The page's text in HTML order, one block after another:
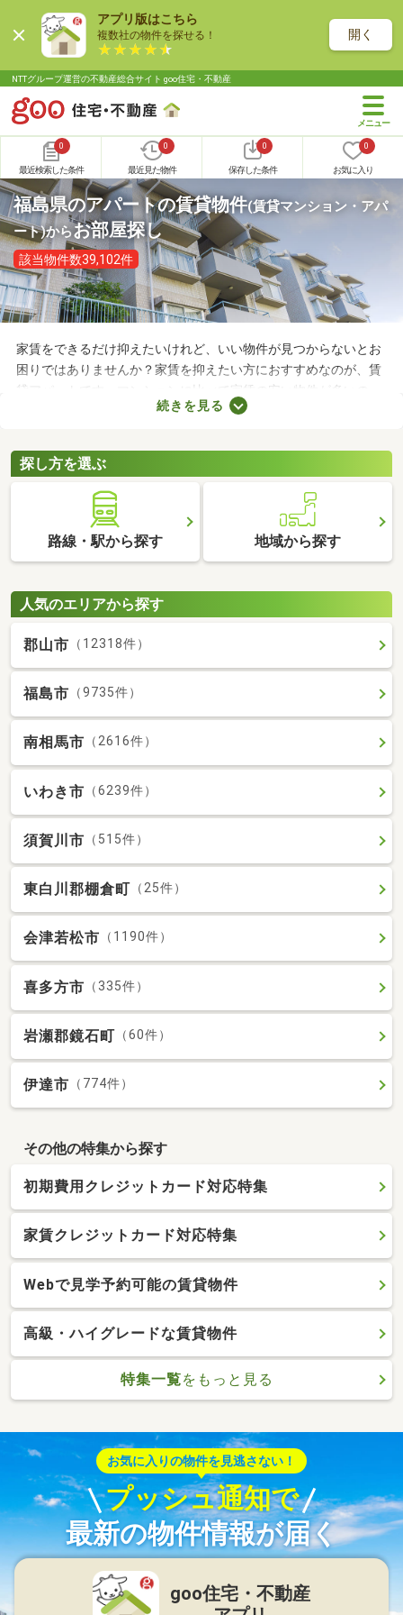
アプリ版はこちら
複数社の物件を探せる！ 開く
NTTグループ運営の不動産総合サイト goo住宅・不動産
0
最近検索した条件
0
最近見た物件
0
保存した条件
0
お気に入り
福島県のアパートの賃貸物件(賃貸マンション・アパ
ート)からお部屋探し
該当物件数39,102件
家賃をできるだけ抑えたいけれど、いい物件が見つからないとお
困りではありませんか？家賃を抑えたい方におすすめなのが、賃
貸アパートです。マンションに比べて家賃の安い物件が多いの
で、月々の支出を抑えられますよ。ここでは、おすすめの賃貸ア
件を見比べてみましょう。
続きを見る
探し方を選ぶ
路線・駅から探す 地域から探す
人気のエリアから探す
郡山市 （12318件）
福島市 （9735件）
南相馬市 （2616件）
いわき市 （6239件）
須賀川市 （515件）
東白川郡棚倉町 （25件）
会津若松市 （1190件）
喜多方市 （335件）
岩瀬郡鏡石町 （60件）
伊達市 （774件）
その他の特集から探す
初期費用クレジットカード対応特集
家賃クレジットカード対応特集
Webで見学予約可能の賃貸物件
高級・ハイグレードな賃貸物件
特集一覧をもっと見る
お気に入りの物件を見逃さない！
プッシュ通知で
最新の物件情報が届く
goo住宅・不動産